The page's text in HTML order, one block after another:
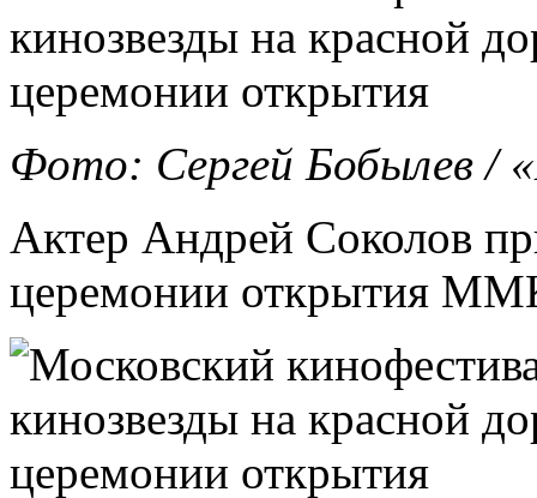
Фото: Сергей Бобылев /
Актер Андрей Соколов
церемонии открытия